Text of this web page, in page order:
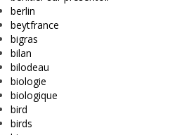
berlin
beytfrance
bigras
bilan
bilodeau
biologie
biologique
bird
birds